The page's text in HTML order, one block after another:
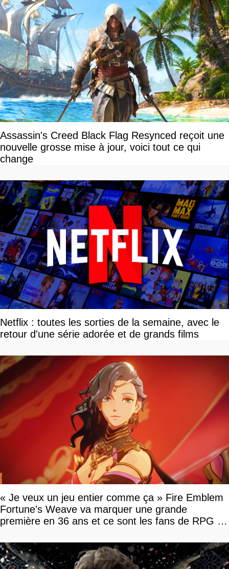
Assassin's Creed Black Flag Resynced reçoit une
nouvelle grosse mise à jour, voici tout ce qui
change
Netflix : toutes les sorties de la semaine, avec le
retour d'une série adorée et de grands films
« Je veux un jeu entier comme ça » Fire Emblem
Fortune's Weave va marquer une grande
première en 36 ans et ce sont les fans de RPG en